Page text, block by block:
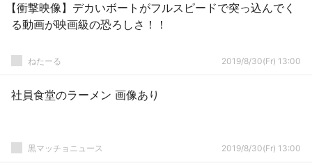
【衝撃映像】デカいボートがフルスピードで突っ込んでく
る動画が映画級の恐ろしさ！！
ねたーる 2019/8/30(Fr) 13:00
社員食堂のラーメン 画像あり
黒マッチョニュース 2019/8/30(Fr) 13:00